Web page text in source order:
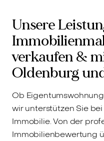
Unsere
verkaufen &
Oldenburg
Ob
wir unterstützen Sie
Immobilie. Von der
Immobilienbewertung